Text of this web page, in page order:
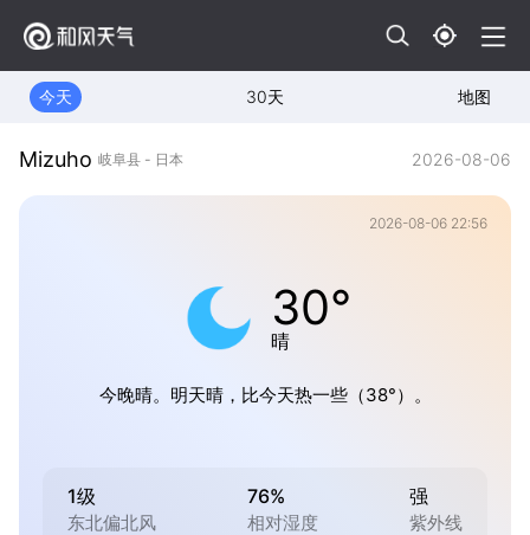
今天 30天 地图
Mizuho 岐阜县 - 日本 2026-08-06
2026-08-06 22:56
30°
晴
今晚晴。明天晴，比今天热一些（38°）。
1级
东北偏北风
76%
相对湿度
强
紫外线